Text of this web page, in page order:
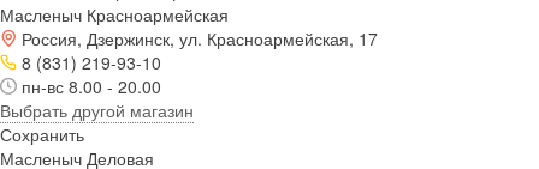
Масленыч Красноармейская
Россия, Дзержинск, ул. Красноармейская, 17
8 (831) 219-93-10
пн-вс 8.00 - 20.00
Выбрать другой магазин
Сохранить
Масленыч Деловая